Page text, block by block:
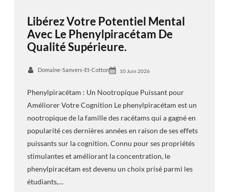
Libérez Votre Potentiel Mental
Avec Le Phenylpiracétam De
Qualité Supérieure.
Domaine-Sanvers-Et-Cotton 10 Juin 2026
Phenylpiracétam : Un Nootropique Puissant pour
Améliorer Votre Cognition Le phenylpiracétam est un
nootropique de la famille des racétams qui a gagné en
popularité ces dernières années en raison de ses effets
puissants sur la cognition. Connu pour ses propriétés
stimulantes et améliorant la concentration, le
phenylpiracétam est devenu un choix prisé parmi les
étudiants,…